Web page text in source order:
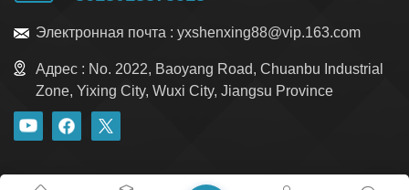
Электронная почта : yxshenxing88@vip.163.com
Адрес : No. 2022, Baoyang Road, Chuanbu Industrial
Zone, Yixing City, Wuxi City, Jiangsu Province
блог политика конфиденциальности Карта